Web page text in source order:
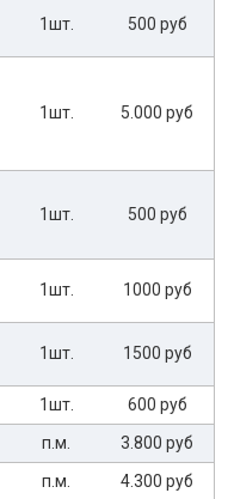
1шт. 500 руб
1шт. 5.000 руб
1шт. 500 руб
1шт. 1000 руб
1шт. 1500 руб
1шт.
600 руб
п.м.
3.800 руб
п.м.
4.300 руб